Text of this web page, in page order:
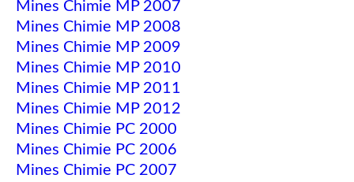
Mines Chimie MP 2007
Mines Chimie MP 2008
Mines Chimie MP 2009
Mines Chimie MP 2010
Mines Chimie MP 2011
Mines Chimie MP 2012
Mines Chimie PC 2000
Mines Chimie PC 2006
Mines Chimie PC 2007